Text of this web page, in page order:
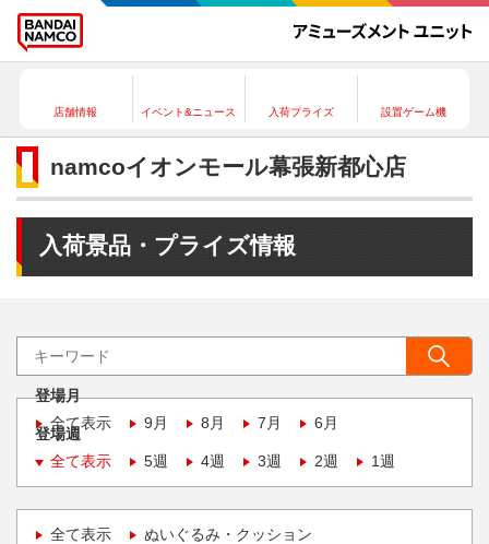
店舗情報 イベント&ニュース 入荷プライズ 設置ゲーム機
namcoイオンモール幕張新都心店
入荷景品・プライズ情報
登場月
全て表示
9月 8月 7月 6月
登場週
全て表示
5週 4週 3週 2週 1週
全て表示 ぬいぐるみ・クッション